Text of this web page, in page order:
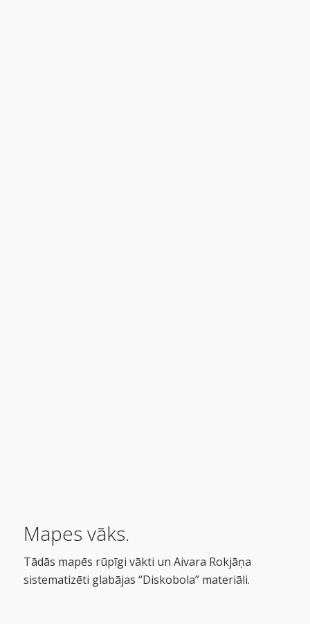
Mapes vāks.
Tādās mapēs rūpīgi vākti un Aivara Rokjāņa
sistematizēti glabājas “Diskobola” materiāli.